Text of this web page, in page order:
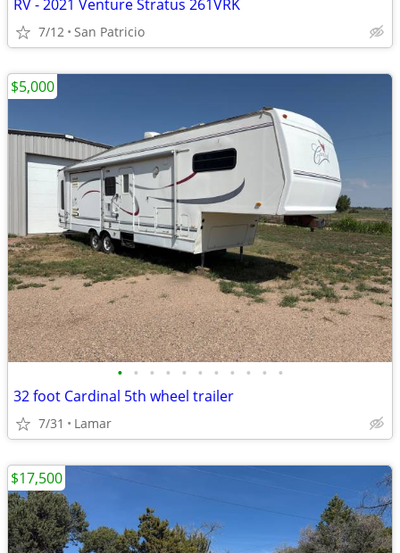
RV - 2021 Venture Stratus 261VRK
7/12 San Patricio
• • • • • • • • • • •
32 foot Cardinal 5th wheel trailer
7/31 Lamar
$5,000
$17,500